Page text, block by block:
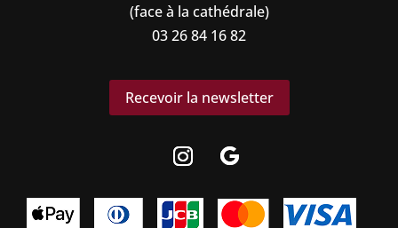
(face à la cathédrale)
03 26 84 16 82
Recevoir la newsletter